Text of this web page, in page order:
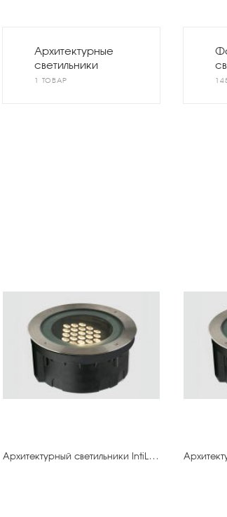
Архитектурные
светильники
1 ТОВАР
Архитектурный светильники IntiLED IRG24-1RGB-XXCH (управление DMX)